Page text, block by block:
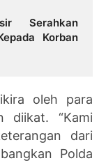
Serahkan
Korban
oleh para
diikat. “Kami
dari
Polda